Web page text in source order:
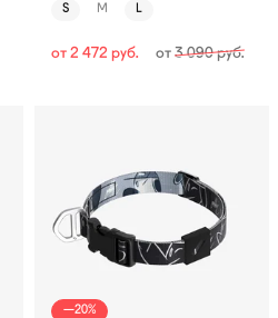
S M L
от 2 472 руб. от3 090руб.
—20%